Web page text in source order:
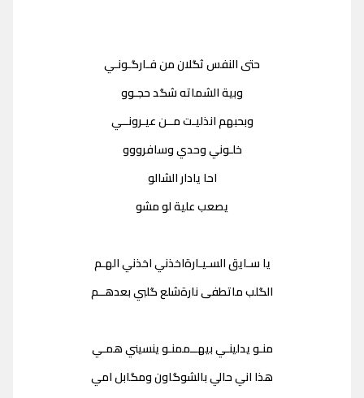
حتى النفس ثگلان من فـارگـونـي
وبية الشماته شگد حجـوو
وبحبهم انذليـت مــن عيـرونــي
خلـوني وحدي وسافرووو
احا يادار الشالو
يصعب علية لو مشو
يا سـايق السـيـارةاخذني اخذني الهـم
الگلب ماتطفى نارةشلع گلبي بعدهــم
منـو يدلينـي بيهــممنـو ينسيني همـي
هذا اني حالي بالشوگاون ومگابل امي